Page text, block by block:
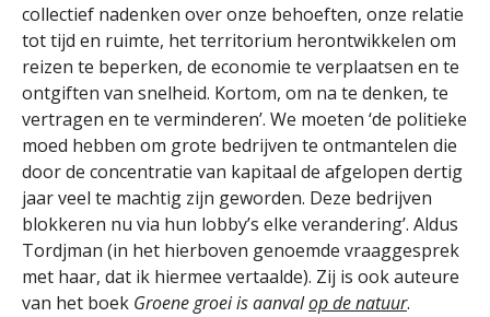
collectief nadenken over onze behoeften, onze relatie
tot tijd en ruimte, het territorium herontwikkelen om
reizen te beperken, de economie te verplaatsen en te
ontgiften van snelheid. Kortom, om na te denken, te
vertragen en te verminderen’. We moeten ‘de politieke
moed hebben om grote bedrijven te ontmantelen die
door de concentratie van kapitaal de afgelopen dertig
jaar veel te machtig zijn geworden. Deze bedrijven
blokkeren nu via hun lobby’s elke verandering’. Aldus
Tordjman (in het hierboven genoemde vraaggesprek
met haar, dat ik hiermee vertaalde). Zij is ook auteure
van het boek Groene groei is aanvalop de natuur.